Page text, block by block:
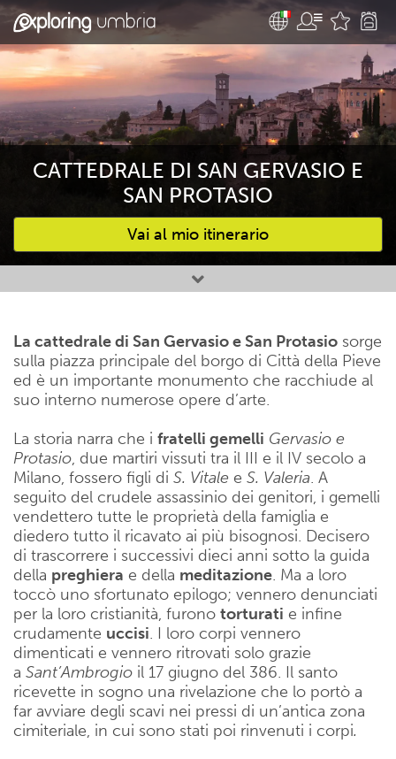
CATTEDRALE DI SAN GERVASIO E
SAN PROTASIO
Vai al mio itinerario
Attività preferite
La cattedrale di San Gervasio e San Protasio sorge
sulla piazza principale del borgo di Città della Pieve
ed è un importante monumento che racchiude al
suo interno numerose opere d’arte.
La storia narra che i fratelli gemelli Gervasio e
Protasio, due martiri vissuti tra il III e il IV secolo a
Milano, fossero figli di S. Vitale e S. Valeria. A
seguito del crudele assassinio dei genitori, i gemelli
vendettero tutte le proprietà della famiglia e
diedero tutto il ricavato ai più bisognosi. Decisero
di trascorrere i successivi dieci anni sotto la guida
della preghiera e della meditazione. Ma a loro
toccò uno sfortunato epilogo; vennero denunciati
per la loro cristianità, furono torturati e infine
crudamente uccisi. I loro corpi vennero
dimenticati e vennero ritrovati solo grazie
a Sant’Ambrogio il 17 giugno del 386. Il santo
ricevette in sogno una rivelazione che lo portò a
far avviare degli scavi nei pressi di un’antica zona
cimiteriale, in cui sono stati poi rinvenuti i corpi.